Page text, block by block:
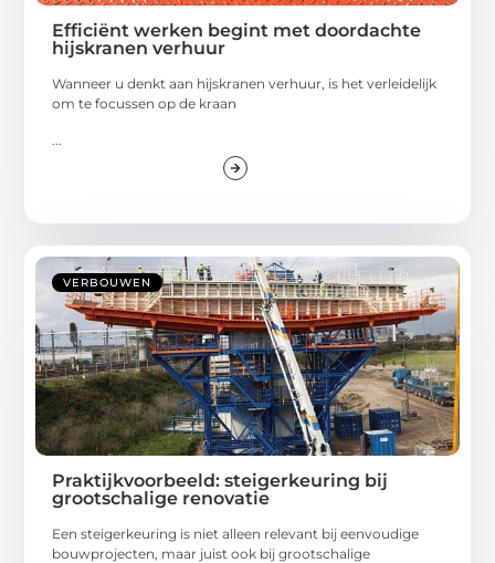
Efficiënt werken begint met doordachte
hijskranen verhuur
Wanneer u denkt aan hijskranen verhuur, is het verleidelijk
om te focussen op de kraan
VERBOUWEN
Praktijkvoorbeeld: steigerkeuring bij
grootschalige renovatie
Een steigerkeuring is niet alleen relevant bij eenvoudige
bouwprojecten, maar juist ook bij grootschalige